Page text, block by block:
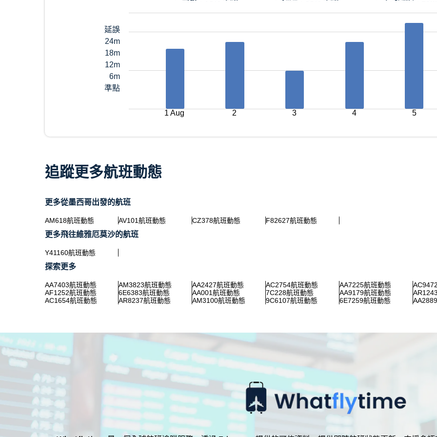
延誤
24m
18m
12m
6m
準點
1 Aug 2 3 4 5
追蹤更多航班動態
更多從墨西哥出發的航班
AM618航班動態 AV101航班動態 CZ378航班動態 F82627航班動態
更多飛往維雅厄莫沙的航班
Y41160航班動態
探索更多
AA7403航班動態 AM3823航班動態 AA2427航班動態 AC2754航班動態 AA7225航班動態
AF1252航班動態
6E6383航班動態 AA001航班動態 7C228航班動態 AA9179航班動態
AC1654航班動態
AR8237航班動態 AM3100航班動態 9C6107航班動態 6E7259航班動態